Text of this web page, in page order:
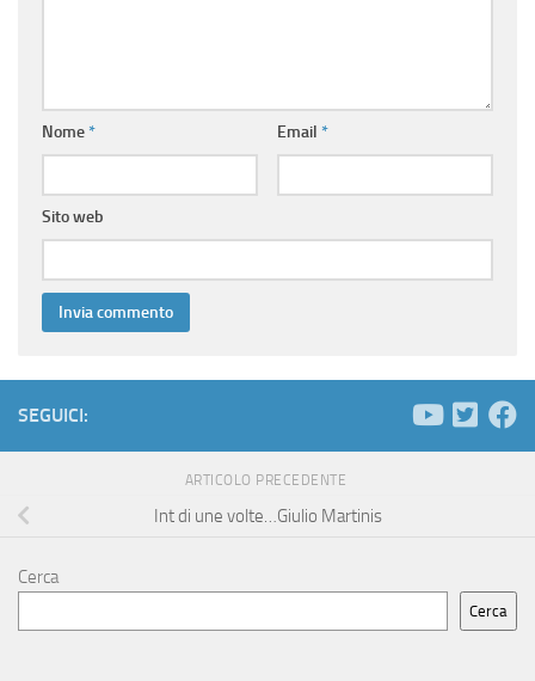
Nome* Email *
Sito web
SEGUICI:
ARTICOLO PRECEDENTE
Int di une volte…Giulio Martinis
Cerca
Cerca